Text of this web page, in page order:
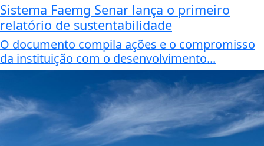
Sistema Faemg Senar lança o primeiro
relatório de sustentabilidade
O documento compila ações e o compromisso
da instituição com o desenvolvimento...